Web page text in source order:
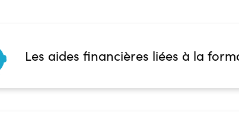
Les aides financières liées à la